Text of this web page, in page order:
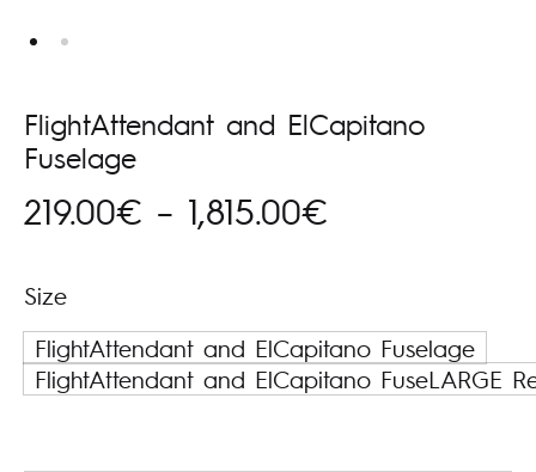
FlightAttendant and ElCapitano
Fuselage
219.00€ – 1,815.00€
kuni
1,815.00€
Size
FlightAttendant and ElCapitano Fuselage
FlightAttendant and ElCapitano FuseLARGE